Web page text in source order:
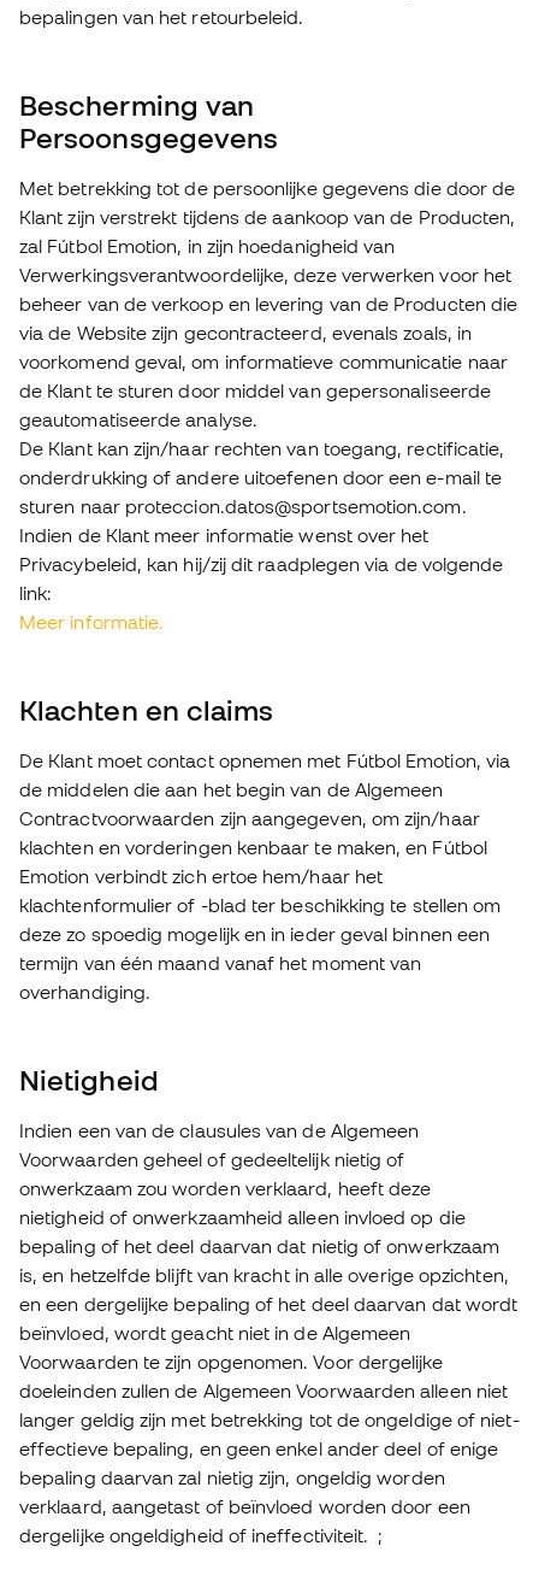
bepalingen van het retourbeleid.
Bescherming van
Persoonsgegevens
Met betrekking tot de persoonlijke gegevens die door de
Klant zijn verstrekt tijdens de aankoop van de Producten,
zal Fútbol Emotion, in zijn hoedanigheid van
Verwerkingsverantwoordelijke, deze verwerken voor het
beheer van de verkoop en levering van de Producten die
via de Website zijn gecontracteerd, evenals zoals, in
voorkomend geval, om informatieve communicatie naar
de Klant te sturen door middel van gepersonaliseerde
geautomatiseerde analyse.
De Klant kan zijn/haar rechten van toegang, rectificatie,
onderdrukking of andere uitoefenen door een e-mail te
sturen naar proteccion.datos@sportsemotion.com.
Indien de Klant meer informatie wenst over het
Privacybeleid, kan hij/zij dit raadplegen via de volgende
link:
Meer informatie.
Klachten en claims
De Klant moet contact opnemen met Fútbol Emotion, via
de middelen die aan het begin van de Algemeen
Contractvoorwaarden zijn aangegeven, om zijn/haar
klachten en vorderingen kenbaar te maken, en Fútbol
Emotion verbindt zich ertoe hem/haar het
klachtenformulier of -blad ter beschikking te stellen om
deze zo spoedig mogelijk en in ieder geval binnen een
termijn van één maand vanaf het moment van
overhandiging.
Nietigheid
Indien een van de clausules van de Algemeen
Voorwaarden geheel of gedeeltelijk nietig of
onwerkzaam zou worden verklaard, heeft deze
nietigheid of onwerkzaamheid alleen invloed op die
bepaling of het deel daarvan dat nietig of onwerkzaam
is, en hetzelfde blijft van kracht in alle overige opzichten,
en een dergelijke bepaling of het deel daarvan dat wordt
beïnvloed, wordt geacht niet in de Algemeen
Voorwaarden te zijn opgenomen. Voor dergelijke
doeleinden zullen de Algemeen Voorwaarden alleen niet
langer geldig zijn met betrekking tot de ongeldige of niet-
effectieve bepaling, en geen enkel ander deel of enige
bepaling daarvan zal nietig zijn, ongeldig worden
verklaard, aangetast of beïnvloed worden door een
dergelijke ongeldigheid of ineffectiviteit. ;